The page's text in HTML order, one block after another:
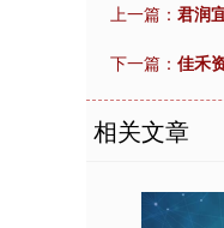
上一篇： 君润
下一篇： 佳禾
相关文章